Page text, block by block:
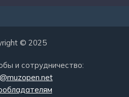
© 2025
и сотрудничество: